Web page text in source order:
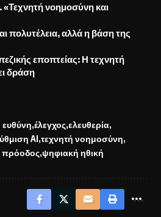
νοημοσύνη και
πολυτέλεια, αλλά η βάση της
εποπτείας: Η τεχνητή
δράση
έλεγχος ελευθερία
AI τεχνητή νοημοσύνη
πρόοδος ψηφιακή ηθική